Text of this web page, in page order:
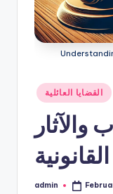
Posted
in
القضايا العائلية
والآثار
القانونية
Posted
admin